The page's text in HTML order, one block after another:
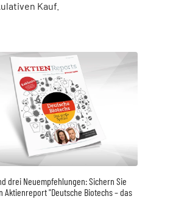
Kauf.
drei Neuempfehlungen: Sichern Sie
Aktienreport "Deutsche Biotechs – das